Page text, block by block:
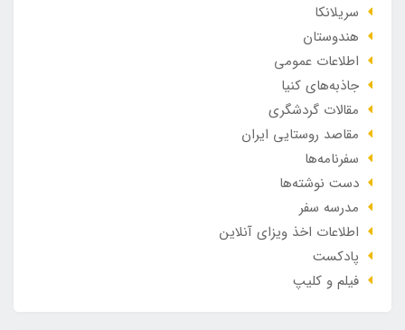
سریلانکا
هندوستان
اطلاعات عمومی
جاذبه‌های کنیا
مقالات گردشگری
مقاصد روستایی ایران
سفرنامه‌ها
دست نوشته‌ها
مدرسه سفر
اطلاعات اخذ ویزای آنلاین
پادکست
فیلم و کلیپ